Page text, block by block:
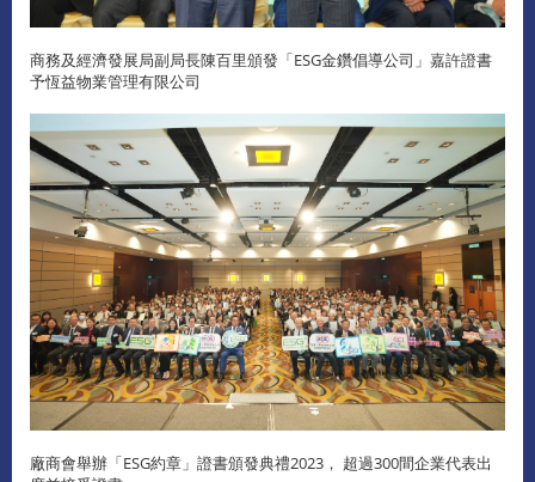
商務及經濟發展局副局長陳百里頒發「ESG金鑽倡導公司」嘉許證書
予恆益物業管理有限公司
廠商會舉辦「ESG約章」證書頒發典禮2023， 超過300間企業代表出